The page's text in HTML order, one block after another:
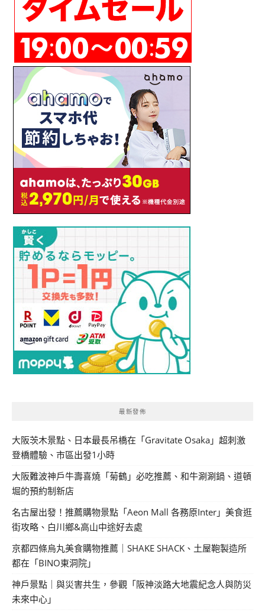
最新發佈
大阪茨木景點、日本最長吊橋在「Gravitate Osaka」超刺激
登橋體驗、市區出發1小時
大阪難波神戶牛壽喜燒「菊鶴」必吃推薦、和牛涮涮鍋、道頓
堀的預約制新店
名古屋出發！推薦購物景點「Aeon Mall 各務原Inter」美食逛
街攻略、白川鄉&高山中途好去處
京都四條烏丸美食購物推薦｜SHAKE SHACK、土屋鞄製造所
都在「BINO東洞院」
神戶景點｜與災害共生，參觀「阪神淡路大地震紀念人與防災
未來中心」